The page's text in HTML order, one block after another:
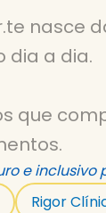
nasce
dia a dia.
que
e inclusivo
Rigor